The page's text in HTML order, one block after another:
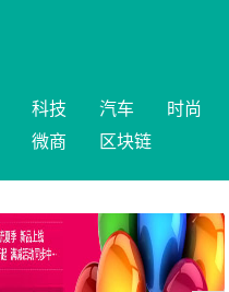
科技 汽车
时尚
微商 区块链